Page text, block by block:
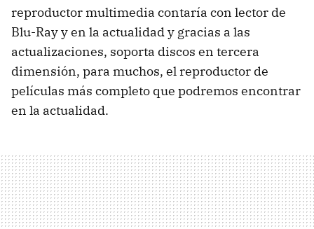
reproductor multimedia contaría con lector de
Blu-Ray y en la actualidad y gracias a las
actualizaciones, soporta discos en tercera
dimensión, para muchos, el reproductor de
películas más completo que podremos encontrar
en la actualidad.